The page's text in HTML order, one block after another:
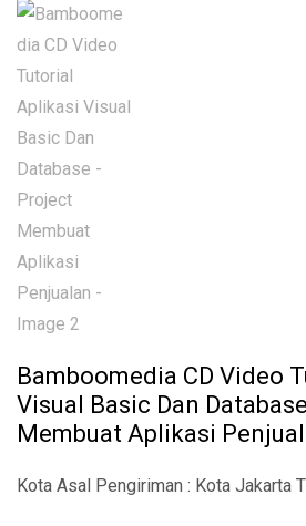
Bamboomedia CD Video
Visual Basic Dan
Membuat Aplikasi
Kota Asal Pengiriman : Kota Jakarta